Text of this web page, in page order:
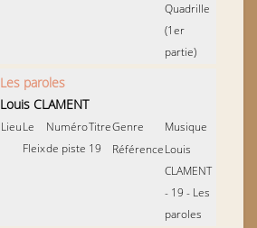
Quadrille
(1er
partie)
Les paroles
Louis CLAMENT
LieuLe
Fleix
Numéro
de piste
Titre
19
Genre
Musique
RéférenceLouis
CLAMENT
- 19 - Les
paroles